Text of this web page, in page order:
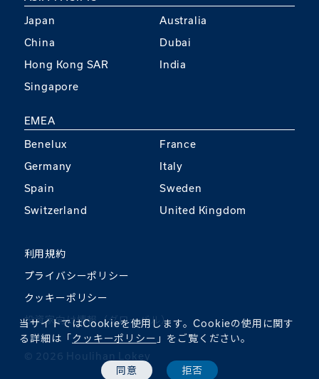
当サイトではCookieを使用します。Cookieの使用に関す
る詳細は「 クッキーポリシー 」をご覧ください。
同意 拒否
Japan
Australia
China
Dubai
Hong Kong SAR
India
Singapore
EMEA
Benelux
France
Germany
Italy
Spain
Sweden
Switzerland
United Kingdom
利用規約
プライバシーポリシー
クッキーポリシー
投資家向け情報（グローバル）
©︎ 2026 Houlihan Lokey